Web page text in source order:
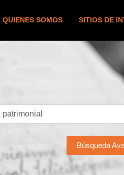
QUIENES SOMOS SITIOS DE
Búsqueda